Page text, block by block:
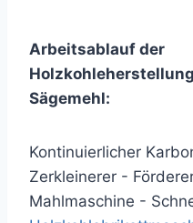
Arbeitsablauf der
Sägemehl:
Kontinuierlicher
Zerkleinerer -
Mahlmaschine -